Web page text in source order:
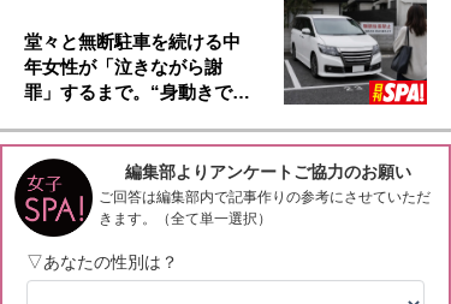
堂々と無断駐車を続ける中
年女性が「泣きながら謝
罪」するまで。“身動きで…